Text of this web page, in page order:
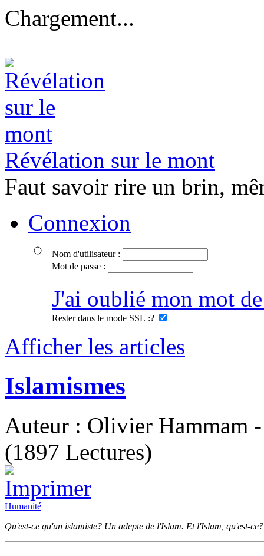
Chargement...
Révélation sur le mont
Faut savoir rire un brin,
Connexion
Nom d'utilisateur :
Mot de passe :
J'ai oublié mon mot de
Rester dans le mode SSL :?
Afficher les articles
Islamismes
Auteur : Olivier Hammam
(1897 Lectures)
Humanité
Qu'est-ce qu'un islamiste? Un adepte de l'Islam. Et l'Islam, qu'est-ce?